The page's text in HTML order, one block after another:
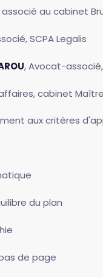
au cabinet
SCPA Legalis
, Avocat-associé,
cabinet
aux critères
du plan
de page